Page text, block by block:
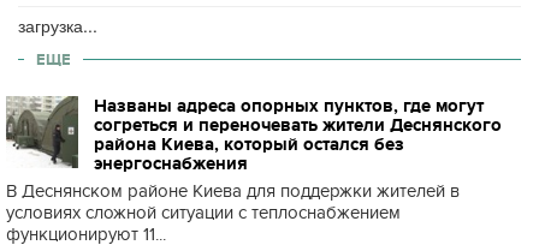
загрузка...
ЕЩЕ
Названы адреса опорных пунктов, где могут
согреться и переночевать жители Деснянского
района Киева, который остался без
энергоснабжения
В Деснянском районе Киева для поддержки жителей в
условиях сложной ситуации с теплоснабжением
функционируют 11...